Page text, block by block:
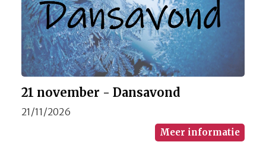
21 november - Dansavond
21/11/2026
Meer informatie